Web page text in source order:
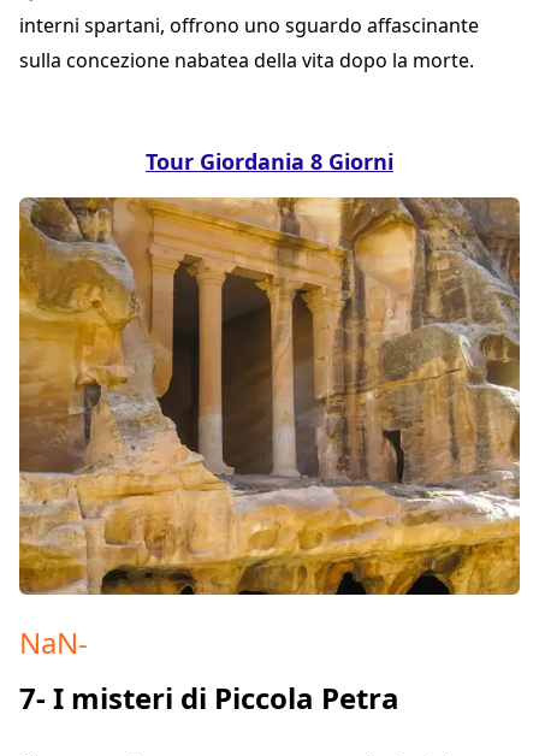
interni spartani, offrono uno sguardo affascinante
sulla concezione nabatea della vita dopo la morte.
Tour Giordania 8 Giorni
NaN-
7- I misteri di Piccola Petra